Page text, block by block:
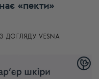
«пекти»
ДОГЛЯДУ VESNA